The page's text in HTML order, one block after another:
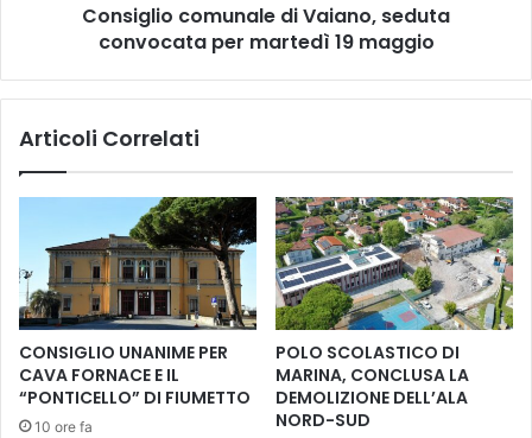
a
s
i
o
R
e
s
i
t
a
V
a
i
n
o
Consiglio comunale di Vaiano, seduta
convocata per martedì 19 maggio
Articoli Correlati
CONSIGLIO UNANIME PER
CAVA FORNACE E IL
“PONTICELLO” DI FIUMETTO
10 ore fa
POLO SCOLASTICO DI
MARINA, CONCLUSA LA
DEMOLIZIONE DELL’ALA
NORD-SUD